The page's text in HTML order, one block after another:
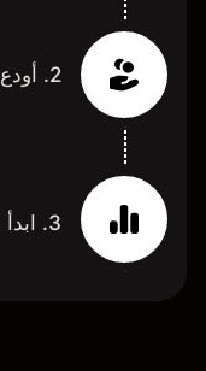
2. أودع الأموال بالشروط التي تناسبك
3. ابدأ عندما تكون مستعدًا